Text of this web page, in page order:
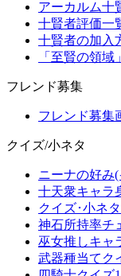
アーカルム十
十賢者評価一
十賢者の加入
「至賢の領域
フレンド募集
フレンド募集
クイズ/小ネタ
ニーナの好み
十天衆キャラ
クイズ･小ネ
神石所持率チ
巫女推しキャ
武器種当てク